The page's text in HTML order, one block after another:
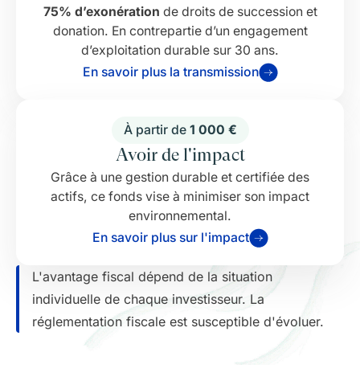
75% d’exonération de droits de succession et
donation. En contrepartie d’un engagement
d’exploitation durable sur 30 ans.
En savoir plus la transmission
À partir de 1 000 €
Avoir de l'impact
Grâce à une gestion durable et certifiée des
actifs, ce fonds vise à minimiser son impact
environnemental.
En savoir plus sur l'impact
L'avantage fiscal dépend de la situation
individuelle de chaque investisseur. La
réglementation fiscale est susceptible d'évoluer.